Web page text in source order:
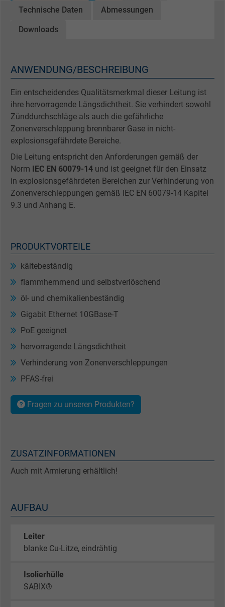
Technische Daten Abmessungen
Downloads
ANWENDUNG/BESCHREIBUNG
Ein entscheidendes Qualitätsmerkmal dieser Leitung ist
ihre hervorragende Längsdichtheit. Sie verhindert sowohl
Zünddurchschläge als auch die gefährliche
Zonenverschleppung brennbarer Gase in nicht-
explosionsgefährdete Bereiche.
Die Leitung entspricht den Anforderungen gemäß der
Norm IEC EN 60079-14 und ist geeignet für den Einsatz
in explosionsgefährdeten Bereichen zur Verhinderung von
Zonenverschleppungen gemäß IEC EN 60079-14 Kapitel
9.3 und Anhang E.
PRODUKTVORTEILE
kältebeständig
flammhemmend und selbstverlöschend
öl- und chemikalienbeständig
Gigabit Ethernet 10GBase-T
PoE geeignet
hervorragende Längsdichtheit
Verhinderung von Zonenverschleppungen
PFAS-frei
Fragen zu unseren Produkten?
ZUSATZINFORMATIONEN
Auch mit Armierung erhältlich!
AUFBAU
Leiter
blanke Cu-Litze, eindrähtig
Isolierhülle
SABIX®